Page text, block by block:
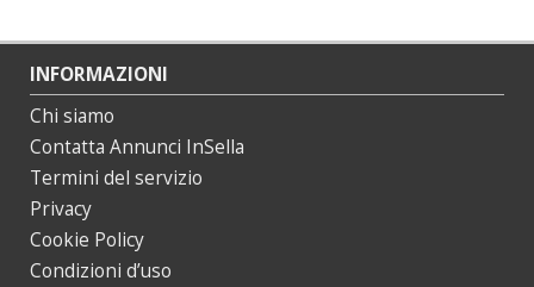
INFORMAZIONI
Chi siamo
Contatta Annunci InSella
Termini del servizio
Privacy
Cookie Policy
Condizioni d’uso